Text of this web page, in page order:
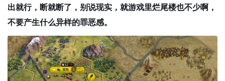
出就行，断就断了，别说现实，就游戏里烂尾楼也不少啊，
不要产生什么异样的罪恶感。